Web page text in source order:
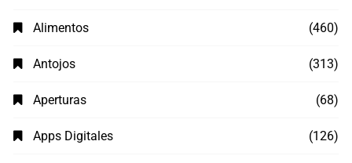
Alimentos (460)
Antojos (313)
Aperturas (68)
Apps Digitales (126)